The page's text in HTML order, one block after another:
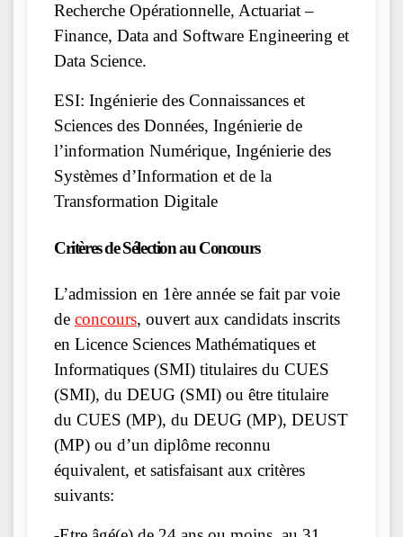
Recherche Opérationnelle, Actuariat –
Finance, Data and Software Engineering et
Data Science.
ESI: Ingénierie des Connaissances et
Sciences des Données, Ingénierie de
l’information Numérique, Ingénierie des
Systèmes d’Information et de la
Transformation Digitale
Critères deSélectionau Concours
L’admission en 1ère année se fait par voie
de concours, ouvert aux candidats inscrits
en Licence Sciences Mathématiques et
Informatiques (SMI) titulaires du CUES
(SMI), du DEUG (SMI) ou être titulaire
du CUES (MP), du DEUG (MP), DEUST
(MP) ou d’un diplôme reconnu
équivalent, et satisfaisant aux critères
suivants: